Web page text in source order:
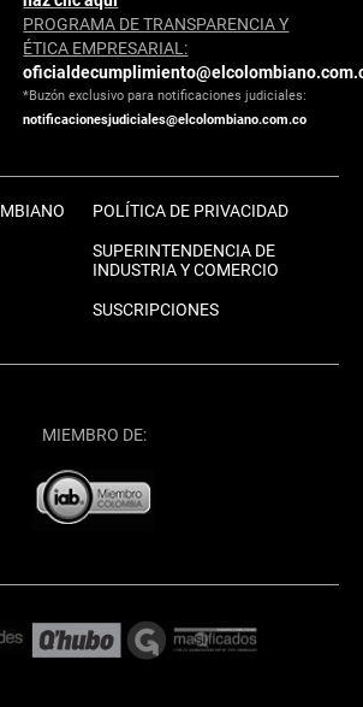
PROGRAMA DE TRANSPARENCIA Y
ÉTICA EMPRESARIAL:
*Buzón exclusivo para notificaciones judiciales:
notificacionesjudiciales@elcolombiano.com.co
POLÍTICA DE PRIVACIDAD
SUPERINTENDENCIA DE
INDUSTRIA Y COMERCIO
SUSCRIPCIONES
MIEMBRO DE: